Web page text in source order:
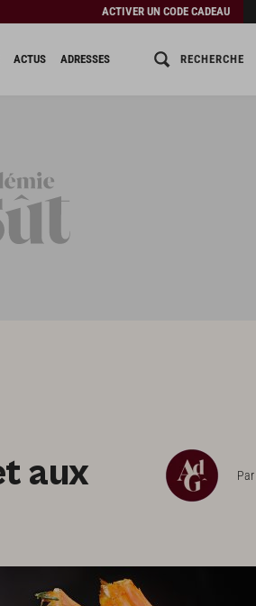
ACTIVER UN CODE CADEAU
ACTUS ADRESSES RECHERCHE
aux
Par